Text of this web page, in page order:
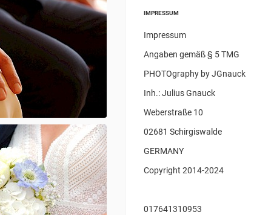
IMPRESSUM
Impressum
Angaben gemäß § 5 TMG
PHOTOgraphy by JGnauck
Inh.: Julius Gnauck
Weberstraße 10
02681 Schirgiswalde
GERMANY
Copyright 2014-2024
017641310953